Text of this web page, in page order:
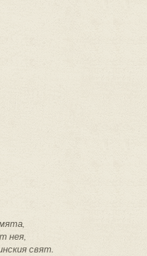
нея,
свят.